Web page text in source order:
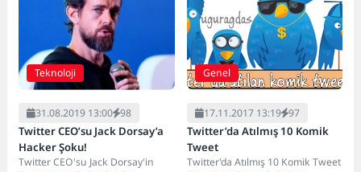
Teknoloji
31.08.2019 13:00 98
Twitter CEO’su Jack Dorsay’a
Hacker Şoku!
Twitter CEO'su Jack Dorsay'in
Genel
17.11.2017 13:19 97
Twitter’da Atılmış 10 Komik
Tweet
Twitter'da Atılmış 10 Komik Tweet